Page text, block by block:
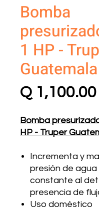
Bomba
1 HP -
Guatemala
Q 1,100.00
Bomba
HP - Truper
Incrementa y
presión de agua
constante al
presencia de
Uso doméstico